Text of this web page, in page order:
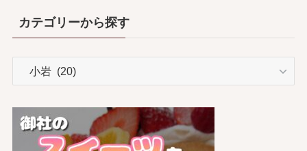
カテゴリーから探す
リ
ー